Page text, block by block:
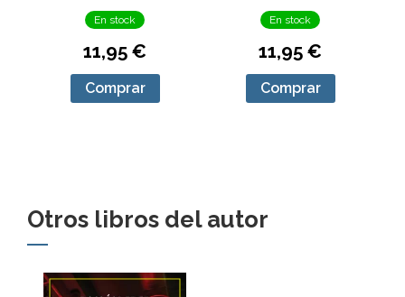
En stock
11,95 €
Comprar
En stock
11,95 €
Comprar
Otros libros del autor